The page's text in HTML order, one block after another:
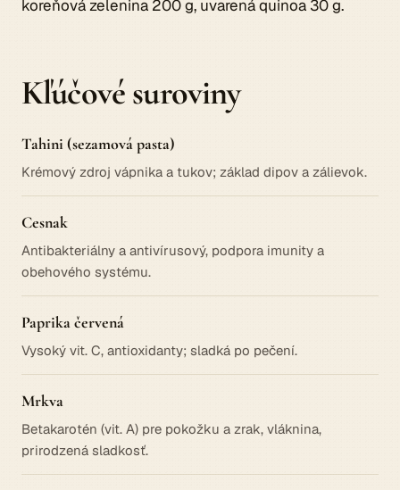
koreňová zelenina 200 g, uvarená quinoa 30 g.
Kľúčové suroviny
Tahini (sezamová pasta)
Krémový zdroj vápnika a tukov; základ dipov a zálievok.
Cesnak
Antibakteriálny a antivírusový, podpora imunity a
obehového systému.
Paprika červená
Vysoký vit. C, antioxidanty; sladká po pečení.
Mrkva
Betakarotén (vit. A) pre pokožku a zrak, vláknina,
prirodzená sladkosť.